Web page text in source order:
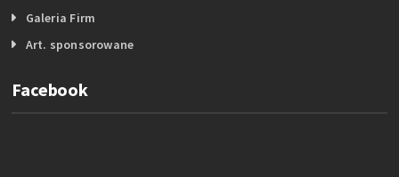
Galeria Firm
Art. sponsorowane
Facebook